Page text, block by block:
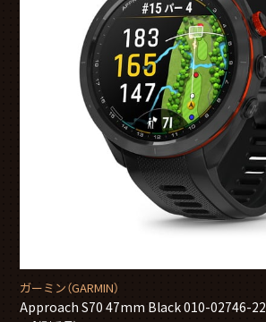
ガーミン（GARMIN）
Approach S70 47mm Black 010-02746-22